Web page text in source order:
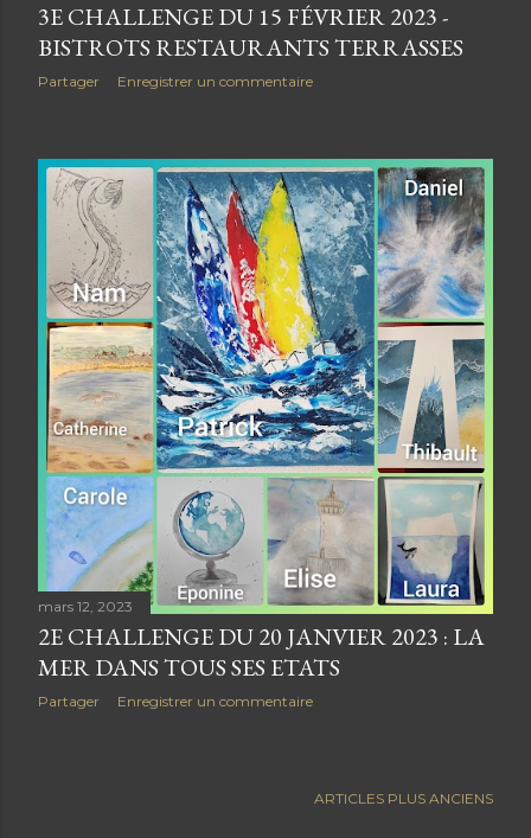
3E CHALLENGE DU 15 FÉVRIER 2023 -
BISTROTS RESTAURANTS TERRASSES
Partager Enregistrer un commentaire
mars 12, 2023
2E CHALLENGE DU 20 JANVIER 2023 : LA
MER DANS TOUS SES ETATS
Partager Enregistrer un commentaire
ARTICLES PLUS ANCIENS